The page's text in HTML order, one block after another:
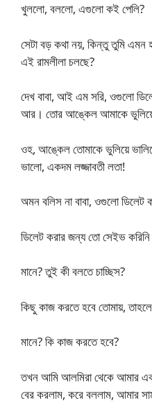
খুললো, বললো, এগুলো কই পেলি?
সেটা বড় কথা নয়, কিন্তু তুমি এমন
এই রামলীলা চলছে?
দেখ বাবা, আই এম সরি, ওগুলো
আর। তোর আঙ্কেল আমাকে
ওহ, আঙ্কেল তোমাকে ভুলিয়ে
ভালো, একদম লজ্জাবতী লতা!
অমন বলিস না বাবা, ওগুলো
ডিলেট করার জন্য তো সেইভ
মানে? তুই কী বলতে চাচ্ছিস?
কিছু কাজ করতে হবে তোমায়,
মানে? কি কাজ করতে হবে?
তখন আমি আলমিরা থেকে আমার
বের করলাম, করে বললাম, আমার